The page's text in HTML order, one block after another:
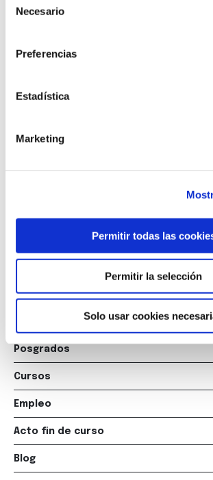
Necesario
Preferencias
Estadística
Marketing
Permitir todas las
Permitir la selección
Solo usar cookies
+34 981 235 265
La Escuela
Posgrados
Cursos
Empleo
Acto fin de curso
Blog